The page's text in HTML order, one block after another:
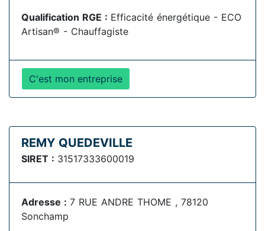
Qualification RGE : Efficacité énergétique - ECO
Artisan® - Chauffagiste
C'est mon entreprise
REMY QUEDEVILLE
SIRET : 31517333600019
Adresse : 7 RUE ANDRE THOME , 78120
Sonchamp